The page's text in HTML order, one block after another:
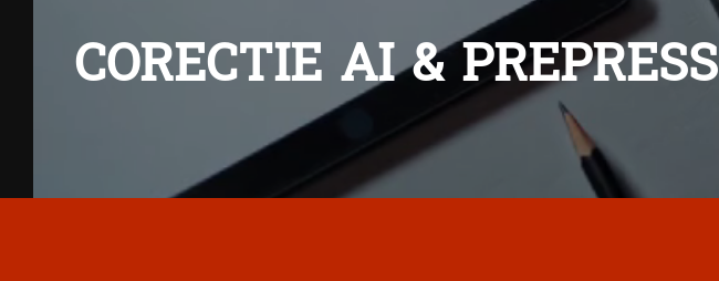
CORECTIE AI & PREPRESS